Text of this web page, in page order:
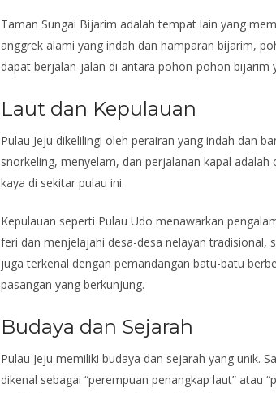
Taman Sungai Bijarim adalah tempat lain yang
anggrek alami yang indah dan hamparan bijarim,
dapat berjalan-jalan di antara pohon-pohon bijarim
Laut dan Kepulauan
Pulau Jeju dikelilingi oleh perairan yang indah dan
snorkeling, menyelam, dan perjalanan kapal
kaya di sekitar pulau ini.
Kepulauan seperti Pulau Udo menawarkan
feri dan menjelajahi desa-desa nelayan tradisional,
juga terkenal dengan pemandangan batu-batu
pasangan yang berkunjung.
Budaya dan Sejarah
Pulau Jeju memiliki budaya dan sejarah yang unik.
dikenal sebagai “perempuan penangkap laut” atau